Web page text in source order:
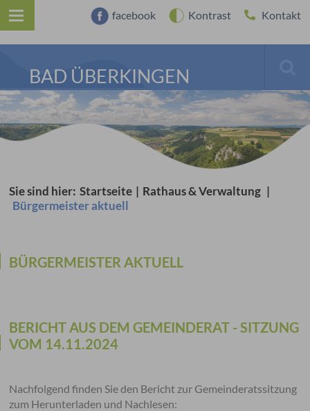
facebook Kontrast Kontakt
BAD ÜBERKINGEN
Sie sind hier: Startseite | Rathaus & Verwaltung |
Bürgermeister aktuell
BÜRGERMEISTER AKTUELL
BERICHT AUS DEM GEMEINDERAT - SITZUNG
VOM 14.11.2024
Nachfolgend finden Sie den Bericht zur Gemeinderatssitzung
zum Herunterladen und Nachlesen: